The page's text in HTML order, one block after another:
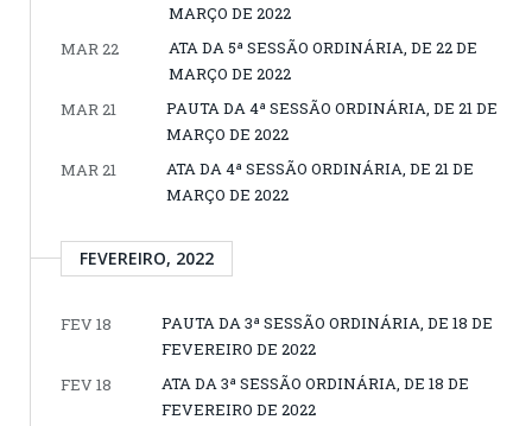
MARÇO DE 2022
MAR 22
ATA DA 5ª SESSÃO ORDINÁRIA, DE 22 DE
MARÇO DE 2022
MAR 21
PAUTA DA 4ª SESSÃO ORDINÁRIA, DE 21 DE
MARÇO DE 2022
MAR 21
ATA DA 4ª SESSÃO ORDINÁRIA, DE 21 DE
MARÇO DE 2022
FEVEREIRO, 2022
FEV 18
PAUTA DA 3ª SESSÃO ORDINÁRIA, DE 18 DE
FEVEREIRO DE 2022
FEV 18
ATA DA 3ª SESSÃO ORDINÁRIA, DE 18 DE
FEVEREIRO DE 2022